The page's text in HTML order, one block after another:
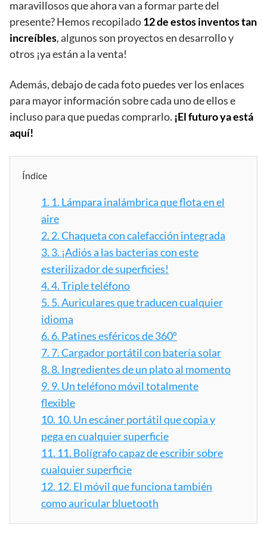
maravillosos que ahora van a formar parte del
presente? Hemos recopilado12 de estos inventos tan
increíbles, algunos son proyectos en desarrollo y
otros ¡ya están a la venta!
Además, debajo de cada foto puedes ver los enlaces
para mayor información sobre cada uno de ellos e
incluso para que puedas comprarlo. ¡El futuro ya está
aquí!
Índice
1. 1. Lámpara inalámbrica que flota en el
aire
2. 2. Chaqueta con calefacción integrada
3. 3. ¡Adiós a las bacterias con este
esterilizador de superficies!
4.4. Triple teléfono
5. 5. Auriculares que traducen cualquier
idioma
6. 6. Patines esféricos de 360º
7. 7. Cargador portátil con batería solar
8.8. Ingredientes de un plato al momento
9. 9. Un teléfono móvil totalmente
flexible
10. 10. Un escáner portátil que copia y
pega en cualquier superficie
11. 11. Bolígrafo capaz de escribir sobre
cualquier superficie
12. 12. El móvil que funciona también
como auricular bluetooth